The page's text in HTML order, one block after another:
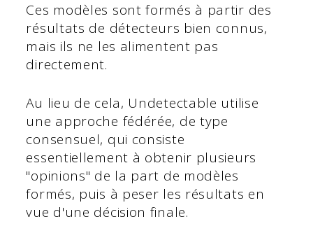
Ces modèles sont formés à partir des
résultats de détecteurs bien connus,
mais ils ne les alimentent pas
directement.
Au lieu de cela, Undetectable utilise
une approche fédérée, de type
consensuel, qui consiste
essentiellement à obtenir plusieurs
"opinions" de la part de modèles
formés, puis à peser les résultats en
vue d'une décision finale.